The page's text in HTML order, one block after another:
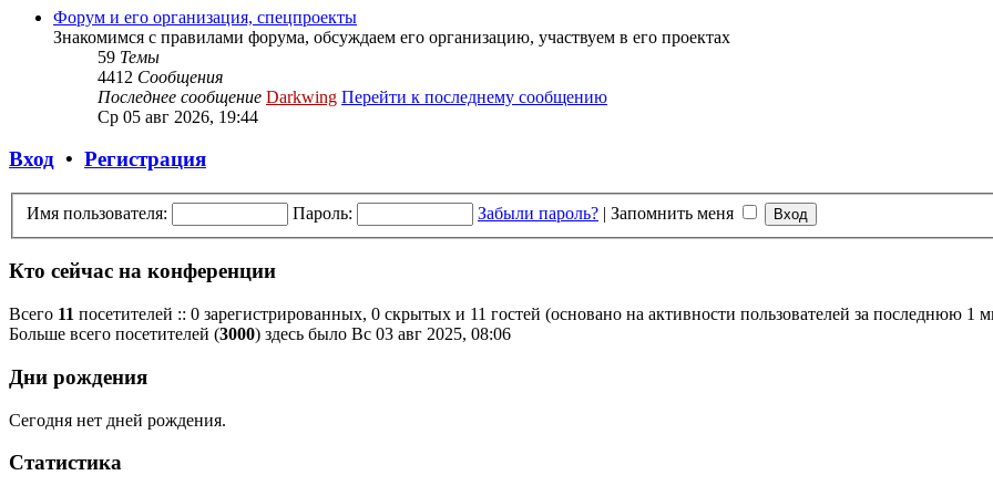
Форум и его организация, спецпроекты
Знакомимся с правилами форума, обсуждаем его организацию, участвуем в его проектах
59 Темы
4412 Сообщения
Последнее сообщение Darkwing Перейти к последнему сообщению
Ср 05 авг 2026, 19:44
Вход • Регистрация
Имя пользователя: Пароль: Забыли пароль? | Запомнить меня
Кто сейчас на конференции
Всего 11 посетителей :: 0 зарегистрированных, 0 скрытых и 11 гостей (основано на активности пользователей за последнюю 1
Больше всего посетителей (3000) здесь было Вс 03 авг 2025, 08:06
Дни рождения
Сегодня нет дней рождения.
Статистика